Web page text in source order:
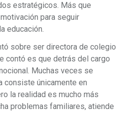
estratégicos. Más que
para seguir
educación.
sobre ser directora de colegio
contó es que detrás del cargo
Muchas veces se
consiste únicamente en
la realidad es mucho más
problemas familiares, atiende